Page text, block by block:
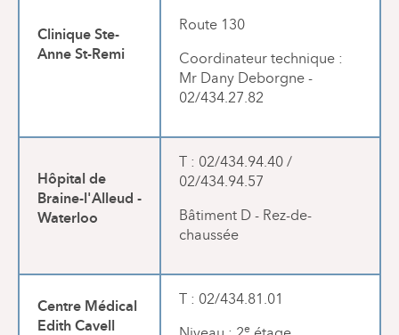
Clinique Ste-
Anne St-Remi
Route 130
Coordinateur technique :
Mr Dany Deborgne -
02/434.27.82
Hôpital de
Braine-l'Alleud -
Waterloo
T : 02/434.94.40 /
02/434.94.57
Bâtiment D - Rez-de-
chaussée
Centre Médical
Edith Cavell
T : 02/434.81.01
e